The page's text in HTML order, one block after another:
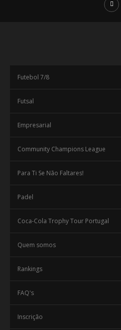
Futebol 7/8
Futsal
Empresarial
Community Champions League
Para Ti Se Não Faltares!
Padel
Coca-Cola Trophy Tour Portugal
Quem somos
Rankings
FAQ's
Inscrição